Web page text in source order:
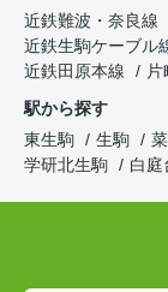
近鉄難波・奈良線
近鉄生駒ケーブル
近鉄田原本線
片
駅から探す
東生駒
生駒
学研北生駒
白庭